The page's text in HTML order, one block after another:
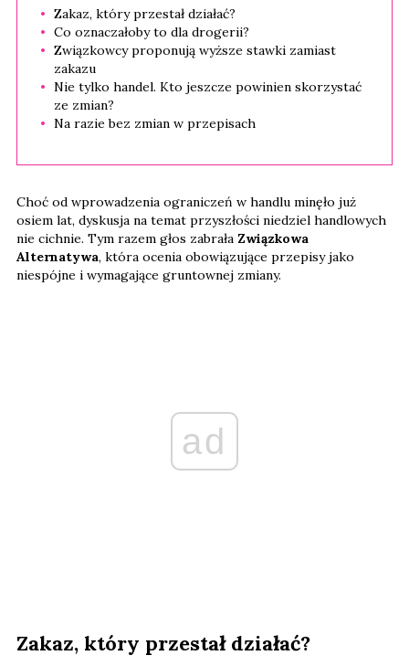
Zakaz, który przestał działać?
Co oznaczałoby to dla drogerii?
Związkowcy proponują wyższe stawki zamiast
zakazu
Nie tylko handel. Kto jeszcze powinien skorzystać
ze zmian?
Na razie bez zmian w przepisach
Choć od wprowadzenia ograniczeń w handlu minęło już
osiem lat, dyskusja na temat przyszłości niedziel handlowych
nie cichnie. Tym razem głos zabrała Związkowa
Alternatywa, która ocenia obowiązujące przepisy jako
niespójne i wymagające gruntownej zmiany.
ad
Zakaz, który przestał działać?